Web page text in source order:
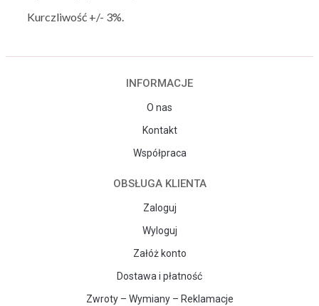
Kurczliwość +/- 3%.
INFORMACJE
O nas
Kontakt
Współpraca
OBSŁUGA KLIENTA
Zaloguj
Wyloguj
Załóż konto
Dostawa i płatność
Zwroty – Wymiany – Reklamacje